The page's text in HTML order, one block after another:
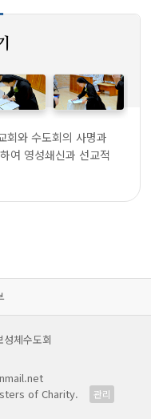
회와 수도회의 사명과
여 영성쇄신과 선교적
체수도회
of Charity.
관리